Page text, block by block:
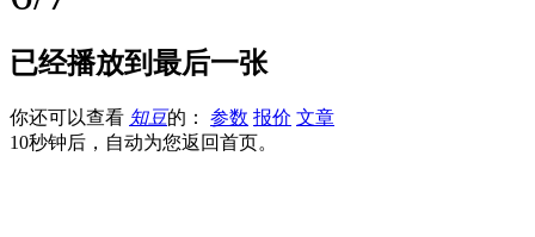
已经播放到最后一张
你还可以查看 知豆的： 参数 报价 文章
10秒钟后，自动为您返回首页。